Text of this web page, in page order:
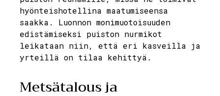
hyönteishotellina maatumiseensa
saakka. Luonnon monimuotoisuuden
edistämiseksi puiston nurmikot
leikataan niin, että eri kasveilla ja
yrteillä on tilaa kehittyä.
Metsätalous ja